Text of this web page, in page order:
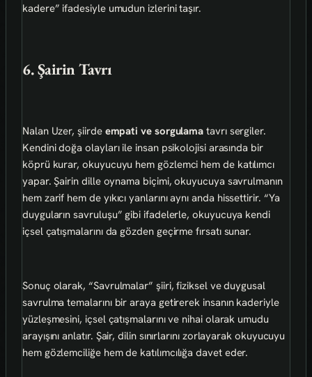
kadere” ifadesiyle umudun izlerini taşır.
6. Şairin Tavrı
Nalan Uzer, şiirde empati ve sorgulama tavrı sergiler.
Kendini doğa olayları ile insan psikolojisi arasında bir
köprü kurar, okuyucuyu hem gözlemci hem de katılımcı
yapar. Şairin dille oynama biçimi, okuyucuya savrulmanın
hem zarif hem de yıkıcı yanlarını aynı anda hissettirir. “Ya
duyguların savruluşu” gibi ifadelerle, okuyucuya kendi
içsel çatışmalarını da gözden geçirme fırsatı sunar.
Sonuç olarak, “Savrulmalar” şiiri, fiziksel ve duygusal
savrulma temalarını bir araya getirerek insanın kaderiyle
yüzleşmesini, içsel çatışmalarını ve nihai olarak umudu
arayışını anlatır. Şair, dilin sınırlarını zorlayarak okuyucuyu
hem gözlemciliğe hem de katılımcılığa davet eder.